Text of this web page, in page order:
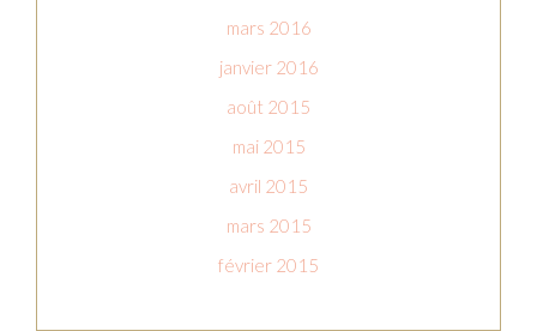
mars 2016
janvier 2016
août 2015
mai 2015
avril 2015
mars 2015
février 2015